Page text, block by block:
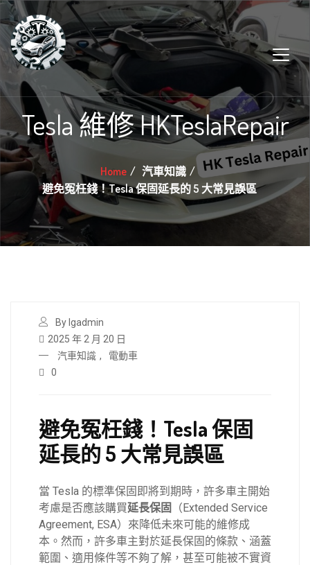
Tesla 維修 HKTeslaRepair
Home
汽車知識
避免冤枉錢！Tesla 保固延長的 5 大常見誤區
By lgadmin
2025 年 2 月 20 日
汽車知識 ,
電動車
0
避免冤枉錢！Tesla 保固
延長的 5 大常見誤區
當 Tesla 的標準保固即將到期時，許多車主開始
考慮是否應該購買延長保固
（Extended Service
Agreement, ESA）來降低未來可能的維修成
本。然而，許多車主對於延長保固的條款、涵蓋
範圍、適用條件等不夠了解，甚至可能被不實資